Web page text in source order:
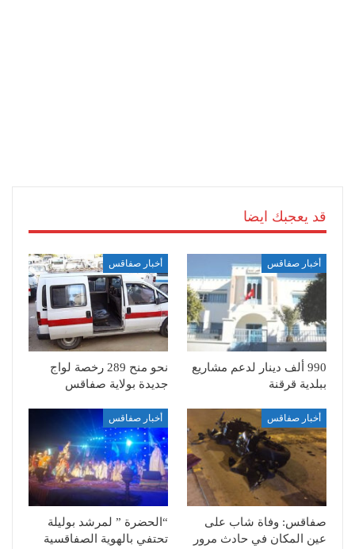
قد يعجبك ايضا
أخبار صفاقس
990 ألف دينار لدعم مشاريع
ببلدية قرقنة
أخبار صفاقس
نحو منح 289 رخصة لواج
جديدة بولاية صفاقس
أخبار صفاقس
صفاقس: وفاة شاب على
عين المكان في حادث مرور
أخبار صفاقس
“الحضرة ” لمرشد بوليلة
تحتفي بالهوية الصفاقسية